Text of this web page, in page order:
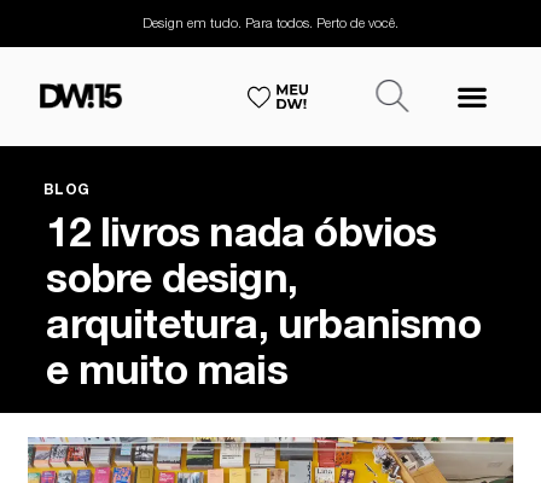
Design em tudo. Para todos. Perto de você.
BLOG
12 livros nada óbvios
sobre design,
arquitetura, urbanismo
e muito mais